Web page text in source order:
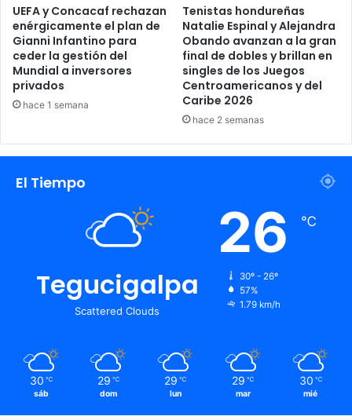
Partido
contra FC
Cincinnati
15 de julio
Sede del FC
Cincinnati
jerarquía
internaciona
l como plato
fuerte de la
gira.
Compromiso con la afición y roce
del “Rey de Copas” ratificó la realización de una gira
internacional de partidos amistosos por el territorio de los
nivel competitivo del equipo al enfrentarse a rivales de
jerarquía internacional y, al mismo tiempo, retribuir el
constante apoyo de la amplia e incondicional comunidad
norteamericana.
UEFA y Concacaf rechazan
enérgicamente el plan de
Gianni Infantino para
ceder la gestión del
Mundial a inversores
privados
hace 1 semana
Tenistas hondureñas
Natalie Espinal y Alejandra
Obando avanzan a la gran
final de dobles y brillan en
singles de los Juegos
Centroamericanos y del
Caribe 2026
hace 2 semanas
El Tiempo
Tegucigalpa
Scattered Clouds
26 ℃
30º - 26º
57%
1.79 km/h
30 ℃
sáb
29 ℃
dom
29 ℃
lun
29 ℃
mar
30 ℃
mié